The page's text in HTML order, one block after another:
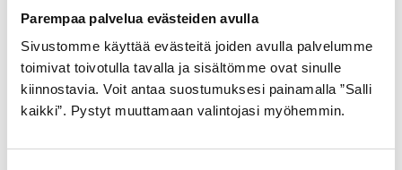
Parempaa palvelua evästeiden avulla
Sivustomme käyttää evästeitä joiden avulla palvelumme
toimivat toivotulla tavalla ja sisältömme ovat sinulle
kiinnostavia. Voit antaa suostumuksesi painamalla ”Salli
kaikki”. Pystyt muuttamaan valintojasi myöhemmin.